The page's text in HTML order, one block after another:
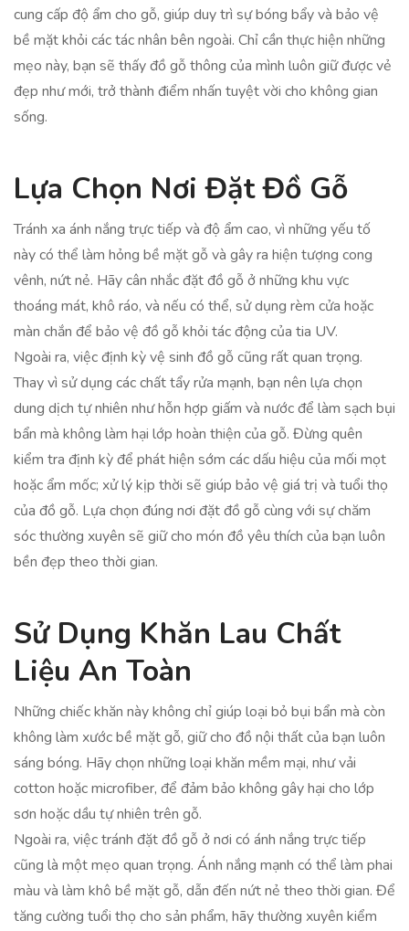
cung cấp độ ẩm cho gỗ, giúp duy trì sự bóng bẩy và bảo vệ
bề mặt khỏi các tác nhân bên ngoài. Chỉ cần thực hiện những
mẹo này, bạn sẽ thấy đồ gỗ thông của mình luôn giữ được vẻ
đẹp như mới, trở thành điểm nhấn tuyệt vời cho không gian
sống.
Lựa Chọn Nơi Đặt Đồ Gỗ
Tránh xa ánh nắng trực tiếp và độ ẩm cao, vì những yếu tố
này có thể làm hỏng bề mặt gỗ và gây ra hiện tượng cong
vênh, nứt nẻ. Hãy cân nhắc đặt đồ gỗ ở những khu vực
thoáng mát, khô ráo, và nếu có thể, sử dụng rèm cửa hoặc
màn chắn để bảo vệ đồ gỗ khỏi tác động của tia UV.
Ngoài ra, việc định kỳ vệ sinh đồ gỗ cũng rất quan trọng.
Thay vì sử dụng các chất tẩy rửa mạnh, bạn nên lựa chọn
dung dịch tự nhiên như hỗn hợp giấm và nước để làm sạch bụi
bẩn mà không làm hại lớp hoàn thiện của gỗ. Đừng quên
kiểm tra định kỳ để phát hiện sớm các dấu hiệu của mối mọt
hoặc ẩm mốc; xử lý kịp thời sẽ giúp bảo vệ giá trị và tuổi thọ
của đồ gỗ. Lựa chọn đúng nơi đặt đồ gỗ cùng với sự chăm
sóc thường xuyên sẽ giữ cho món đồ yêu thích của bạn luôn
bền đẹp theo thời gian.
Sử Dụng Khăn Lau Chất
Liệu An Toàn
Những chiếc khăn này không chỉ giúp loại bỏ bụi bẩn mà còn
không làm xước bề mặt gỗ, giữ cho đồ nội thất của bạn luôn
sáng bóng. Hãy chọn những loại khăn mềm mại, như vải
cotton hoặc microfiber, để đảm bảo không gây hại cho lớp
sơn hoặc dầu tự nhiên trên gỗ.
Ngoài ra, việc tránh đặt đồ gỗ ở nơi có ánh nắng trực tiếp
cũng là một mẹo quan trọng. Ánh nắng mạnh có thể làm phai
màu và làm khô bề mặt gỗ, dẫn đến nứt nẻ theo thời gian. Để
tăng cường tuổi thọ cho sản phẩm, hãy thường xuyên kiểm